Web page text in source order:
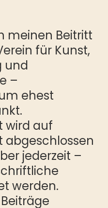
meinen Beitritt
für Kunst,
und
–
ehest
wird auf
abgeschlossen
jederzeit –
werden.